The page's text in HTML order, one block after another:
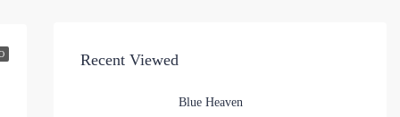
Recent Viewed
Blue Heaven